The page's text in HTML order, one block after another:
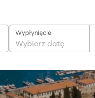
Wypłynięcie
Wybierz datę